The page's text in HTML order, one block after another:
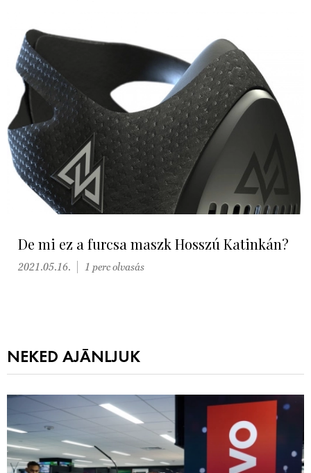
De mi ez a furcsa maszk Hosszú Katinkán?
2021.05.16. 1 perc olvasás
NEKED AJÁNLJUK